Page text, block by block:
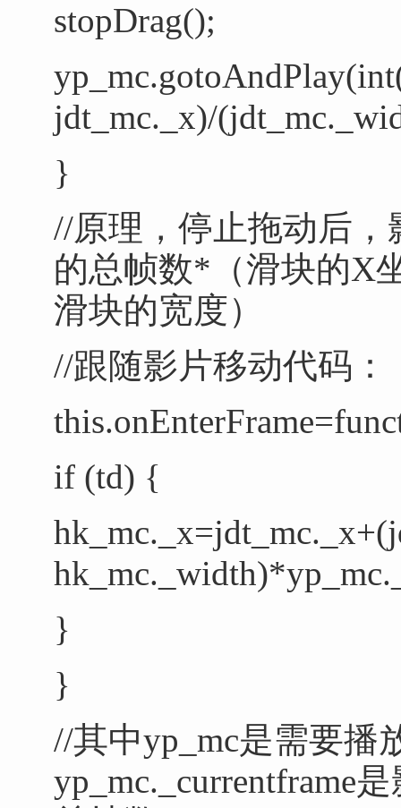
stopDrag();
jdt_mc._x)/
}
//原理，停止拖动后
的总帧数*（滑块的X
滑块的宽度）
//跟随影片移动代码：
if (td) {
hk_mc._x=jdt_mc._x+(
hk_mc._width
}
}
//其中yp_mc是需要播
yp_mc._currentframe